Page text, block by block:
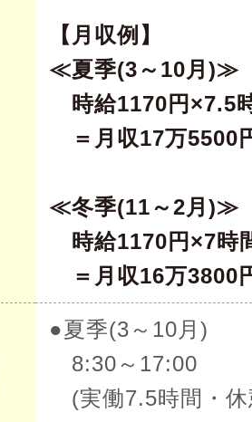
【月収例】
≪夏季(3～10月)≫
時給1170円×7.5
＝月収17万5500
≪冬季(11～2月)≫
時給1170円×7時
＝月収16万3800
●夏季(3～10月)
8:30～17:00
(実働7.5時間・休